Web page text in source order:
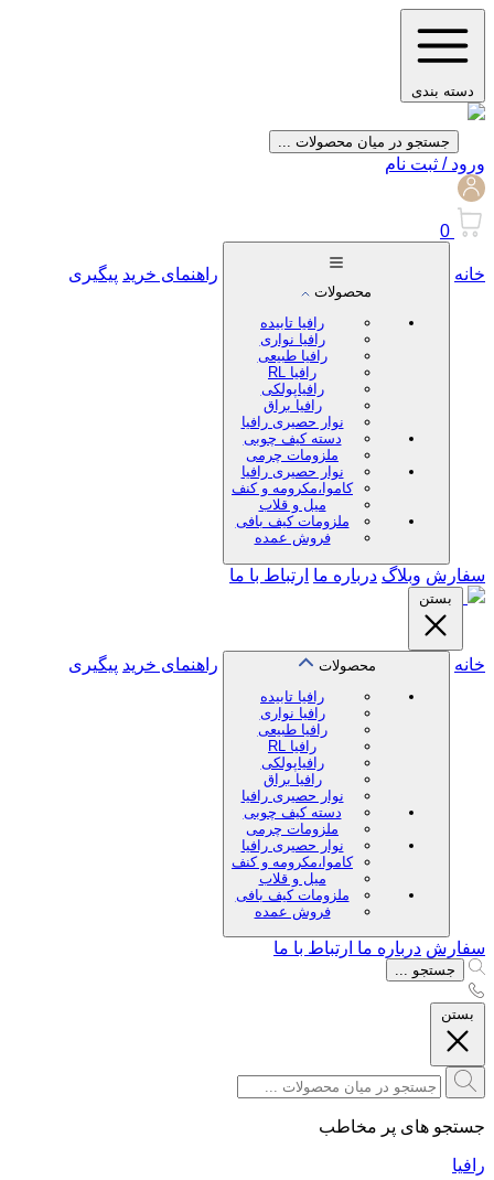
دسته بندی
جستجو در میان محصولات ...
ورود / ثبت نام
0
خانه
محصولات
رافیا تابیده
رافیا نواری
رافیا طبیعی
رافیا RL
رافیاپولکی
رافیا براق
نوار حصیری رافیا
دسته کیف چوبی
ملزومات چرمی
نوار حصیری رافیا
کاموا،مکرومه و کنف
میل و قلاب
ملزومات کیف بافی
فروش عمده
راهنمای خرید پیگیری
سفارش وبلاگ درباره ما ارتباط با ما
بستن
خانه
محصولات
رافیا تابیده
رافیا نواری
رافیا طبیعی
رافیا RL
رافیاپولکی
رافیا براق
نوار حصیری رافیا
دسته کیف چوبی
ملزومات چرمی
نوار حصیری رافیا
کاموا،مکرومه و کنف
میل و قلاب
ملزومات کیف بافی
فروش عمده
راهنمای خرید پیگیری
سفارش درباره ما ارتباط با ما
جستجو ...
بستن
جستجو های پر مخاطب
رافیا